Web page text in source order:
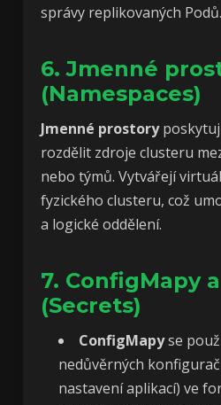
správy replikovaných Podů.
6. Jmenné
(Namespaces)
Jmenné prostory
rozdělit zdroje clusteru
nebo týmů. Vytvářejí
fyzického clusteru, což
a logické oddělení.
7. ConfigMapy
(Secrets)
ConfigMapyse
nedůvěrných
nastavení aplikací) ve